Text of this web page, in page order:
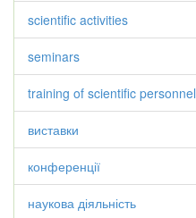
scientific activities
seminars
training of scientific personnel
виставки
конференції
наукова діяльність